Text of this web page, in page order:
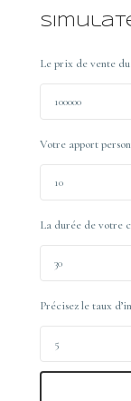
Le prix de vente
Votre apport
La durée de votre
Précisez le taux